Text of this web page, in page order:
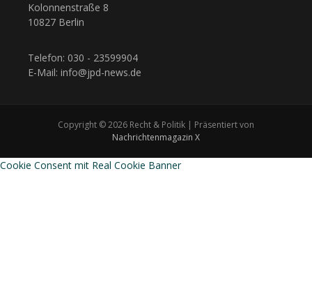
Kolonnenstraße 8
10827 Berlin
Telefon: 030 - 23599904
E-Mail: info@jpd-news.de
Copyright © 2026 Recht & Politik | Präsentiert von
Nachrichtenmagazin X
Cookie Consent mit Real Cookie Banner